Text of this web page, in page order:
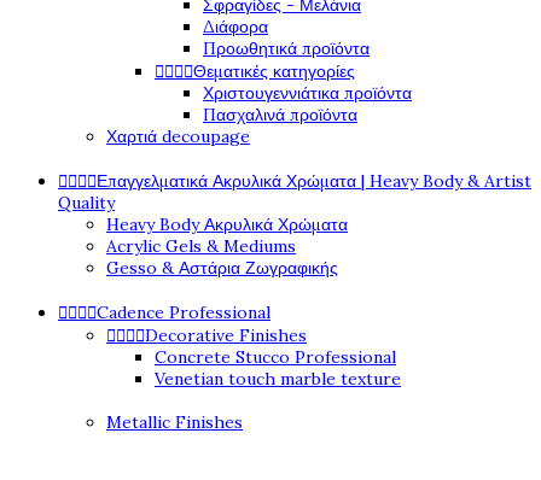
Σφραγίδες - Μελάνια
Διάφορα
Προωθητικά προϊόντα
Θεματικές κατηγορίες
Χριστουγεννιάτικα προϊόντα
Πασχαλινά προϊόντα
Χαρτιά decoupage
Επαγγελματικά Ακρυλικά Χρώματα | Heavy Body & Artist
Quality
Heavy Body Ακρυλικά Χρώματα
Acrylic Gels & Mediums
Gesso & Αστάρια Ζωγραφικής
Cadence Professional
Decorative Finishes
Concrete Stucco Professional
Venetian touch marble texture
Metallic Finishes